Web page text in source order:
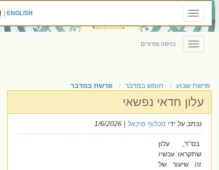
Toggle
navigation
ENGLISH
|
Toggle
navigation
כניסה ומדורים
פרשת שבוע חומש במדבר פרשת במדבר
עלון חדאי נפשאי
נכתב על ידימכלוף מיכאל| 1/6/2026
בס''ד, עלון
שתקראו עכשיו
זה שיעור של